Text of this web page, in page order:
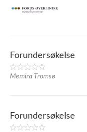
Forundersøkelse
Memira Tromsø
Forundersøkelse